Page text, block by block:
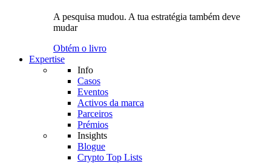
A pesquisa mudou. A tua estratégia também deve
mudar
Obtém o livro
Expertise
Info
Casos
Eventos
Activos da marca
Parceiros
Prémios
Insights
Blogue
Crypto Top Lists